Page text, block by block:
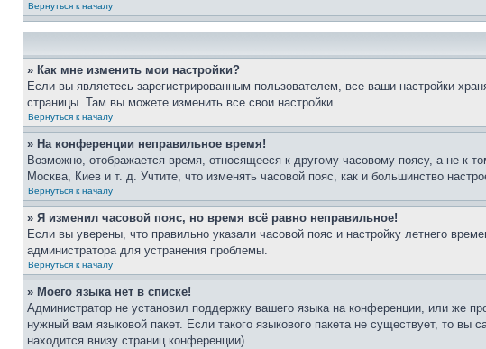
Вернуться к началу
» Как мне изменить мои настройки?
Если вы являетесь зарегистрированным пользователем, все ваши настройки
страницы. Там вы можете изменить все свои настройки.
Вернуться к началу
» На конференции неправильное время!
Возможно, отображается время, относящееся к другому часовому поясу, а не к
Москва, Киев и т. д. Учтите, что изменять часовой пояс, как и большинство
Вернуться к началу
» Я изменил часовой пояс, но время всё равно неправильное!
Если вы уверены, что правильно указали часовой пояс и настройку летнего
администратора для устранения проблемы.
Вернуться к началу
» Моего языка нет в списке!
Администратор не установил поддержку вашего языка на конференции, или же
нужный вам языковой пакет. Если такого языкового пакета не существует, то
находится внизу страниц конференции).